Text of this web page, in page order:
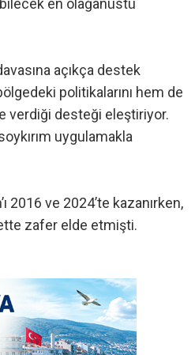
açıkça destek
politikalarını hem de
verdiği desteği eleştiriyor.
uygulamakla
2016 ve 2024’te kazanırken,
zafer elde etmişti.